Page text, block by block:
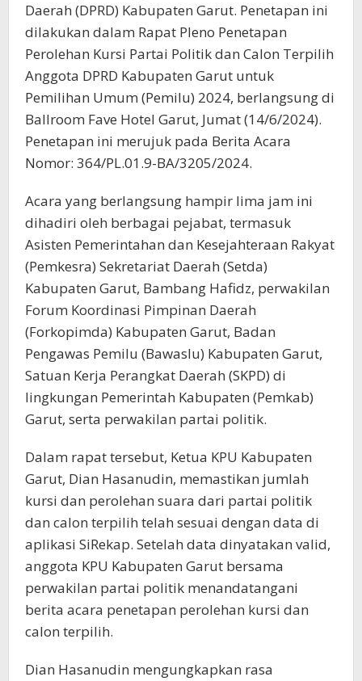
Daerah (DPRD) Kabupaten Garut. Penetapan ini
dilakukan dalam Rapat Pleno Penetapan
Perolehan Kursi Partai Politik dan Calon Terpilih
Anggota DPRD Kabupaten Garut untuk
Pemilihan Umum (Pemilu) 2024, berlangsung di
Ballroom Fave Hotel Garut, Jumat (14/6/2024).
Penetapan ini merujuk pada Berita Acara
Nomor: 364/PL.01.9-BA/3205/2024.
Acara yang berlangsung hampir lima jam ini
dihadiri oleh berbagai pejabat, termasuk
Asisten Pemerintahan dan Kesejahteraan Rakyat
(Pemkesra) Sekretariat Daerah (Setda)
Kabupaten Garut, Bambang Hafidz, perwakilan
Forum Koordinasi Pimpinan Daerah
(Forkopimda) Kabupaten Garut, Badan
Pengawas Pemilu (Bawaslu) Kabupaten Garut,
Satuan Kerja Perangkat Daerah (SKPD) di
lingkungan Pemerintah Kabupaten (Pemkab)
Garut, serta perwakilan partai politik.
Dalam rapat tersebut, Ketua KPU Kabupaten
Garut, Dian Hasanudin, memastikan jumlah
kursi dan perolehan suara dari partai politik
dan calon terpilih telah sesuai dengan data di
aplikasi SiRekap. Setelah data dinyatakan valid,
anggota KPU Kabupaten Garut bersama
perwakilan partai politik menandatangani
berita acara penetapan perolehan kursi dan
calon terpilih.
Dian Hasanudin mengungkapkan rasa